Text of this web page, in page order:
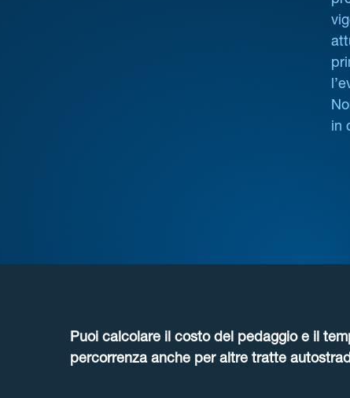
in
Puoi calcolare il costo del pedaggio e il
percorrenza anche per altre tratte